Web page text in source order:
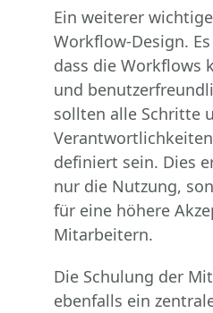
Ein weiterer
Workflow-Design.
dass die Workflows
und
sollten alle Schritte
definiert sein. Dies
nur die Nutzung,
für eine höhere
Mitarbeitern.
Die Schulung der
ebenfalls ein